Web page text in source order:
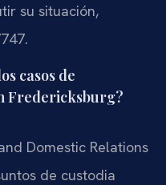
su situación,
casos de
Fredericksburg?
Domestic Relations
de custodia